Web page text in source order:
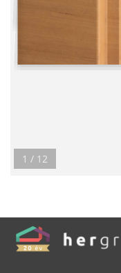
1 / 12